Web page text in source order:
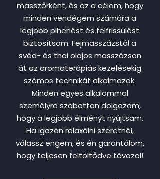
masszőrként, és az a célom, hogy
minden vendégem számára a
legjobb pihenést és felfrissülést
biztosítsam. Fejmasszázstól a
svéd- és thai olajos masszázson
át az aromaterápiás kezelésekig
számos technikát alkalmazok.
Minden egyes alkalommal
személyre szabottan dolgozom,
hogy a legjobb élményt nyújtsam.
Ha igazán relaxálni szeretnél,
válassz engem, és én garantálom,
hogy teljesen feltöltődve távozol!